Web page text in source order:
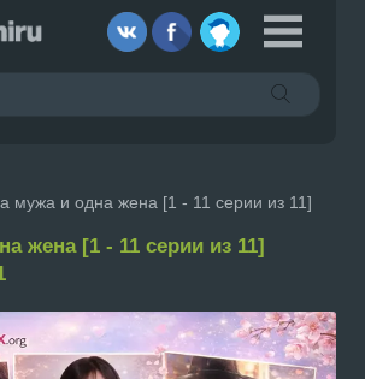
мужа и одна жена [1 - 11 серии из 11]
жена [1 - 11 серии из 11]